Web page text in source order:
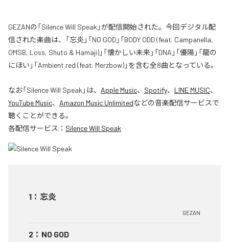
GEZANの「Silence Will Speak」が配信開始された。今回デジタル配
信された楽曲は、「忘炎」「NO GOD」「BODY ODD (feat. Campanella,
OMSB, Loss, Shuto & Hamaji)」「懐かしい未来」「DNA」「優陽」「龍の
にほい」「Ambient red (feat. Merzbow)」を含む全8曲となっている。
なお「Silence Will Speak 」は、 Apple Music、 Spotify、 LINE MUSIC、
YouTube Music、 Amazon Music Unlimitedなどの音楽配信サービスで
聴くことができる。
各配信サービス： Silence Will Speak
1 ： 忘炎
GEZAN
2 ： NO GOD